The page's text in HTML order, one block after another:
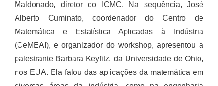
Maldonado, diretor do ICMC. Na sequência, José
Alberto Cuminato, coordenador do Centro de
Matemática e Estatística Aplicadas à Indústria
(CeMEAI), e organizador do workshop, apresentou a
palestrante Barbara Keyfitz, da Universidade de Ohio,
nos EUA. Ela falou das aplicações da matemática em